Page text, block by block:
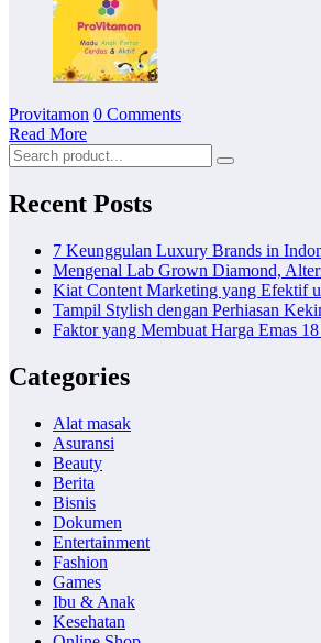
Provitamon 0 Comments
Read More
Recent Posts
7 Keunggulan Luxury Brands in
Mengenal Lab Grown Diamond,
Kiat Content Marketing yang Efektif
Tampil Stylish dengan Perhiasan
Faktor yang Membuat Harga Emas
Categories
Alat masak
Asuransi
Beauty
Berita
Bisnis
Dokumen
Entertainment
Fashion
Games
Ibu & Anak
Kesehatan